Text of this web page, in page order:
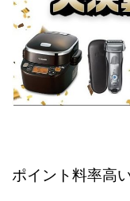
ポイント料率高